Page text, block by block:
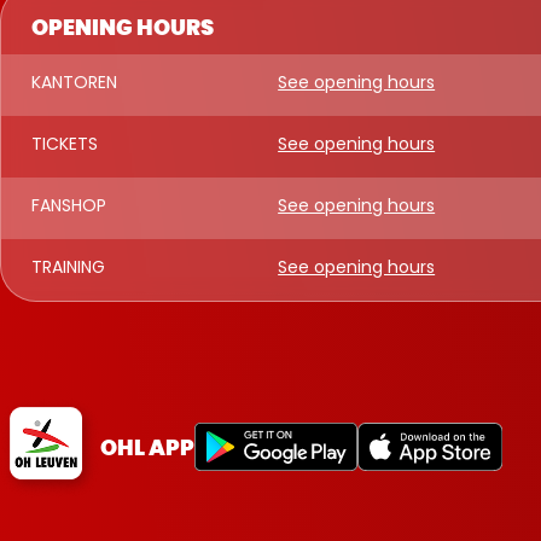
OPENING HOURS
KANTOREN See opening hours
TICKETS See opening hours
FANSHOP See opening hours
TRAINING See opening hours
OHL APP